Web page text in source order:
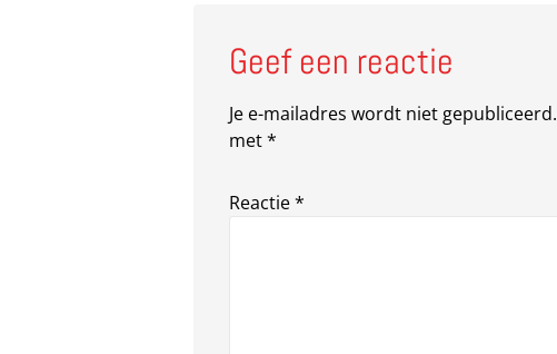
Geef een reactie
Je e-mailadres wordt niet gepubliceerd.
met*
Reactie*